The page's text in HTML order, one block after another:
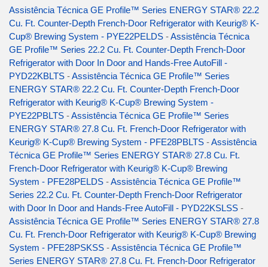
Assistência Técnica GE Profile™ Series ENERGY STAR® 22.2
Cu. Ft. Counter-Depth French-Door Refrigerator with Keurig® K-
Cup® Brewing System - PYE22PELDS -Assistência Técnica
GE Profile™ Series 22.2 Cu. Ft. Counter-Depth French-Door
Refrigerator with Door In Door and Hands-Free AutoFill -
PYD22KBLTS -Assistência Técnica GE Profile™ Series
ENERGY STAR® 22.2 Cu. Ft. Counter-Depth French-Door
Refrigerator with Keurig® K-Cup® Brewing System -
PYE22PBLTS -Assistência Técnica GE Profile™ Series
ENERGY STAR® 27.8 Cu. Ft. French-Door Refrigerator with
Keurig® K-Cup® Brewing System - PFE28PBLTS -Assistência
Técnica GE Profile™ Series ENERGY STAR® 27.8 Cu. Ft.
French-Door Refrigerator with Keurig® K-Cup® Brewing
System - PFE28PELDS -Assistência Técnica GE Profile™
Series 22.2 Cu. Ft. Counter-Depth French-Door Refrigerator
with Door In Door and Hands-Free AutoFill - PYD22KSLSS -
Assistência Técnica GE Profile™ Series ENERGY STAR® 27.8
Cu. Ft. French-Door Refrigerator with Keurig® K-Cup® Brewing
System - PFE28PSKSS -Assistência Técnica GE Profile™
Series ENERGY STAR® 27.8 Cu. Ft. French-Door Refrigerator